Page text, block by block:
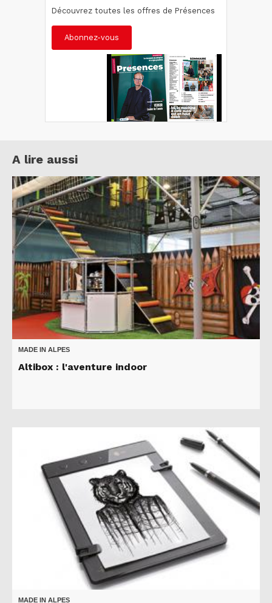
Découvrez toutes les offres de Présences
Abonnez-vous
A lire aussi
MADE IN ALPES
Altibox : l'aventure indoor
MADE IN ALPES